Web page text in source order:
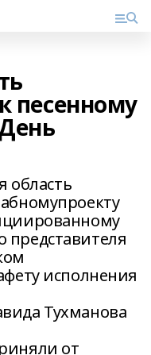
песенному
область
исполнения
Тухманова
от